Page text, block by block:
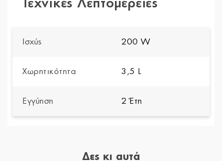
Τεχνικές Λεπτομέρειες
Ισχύς 200 W
Χωρητικότητα 3,5 L
Εγγύηση 2 Έτη
Δες κι αυτά